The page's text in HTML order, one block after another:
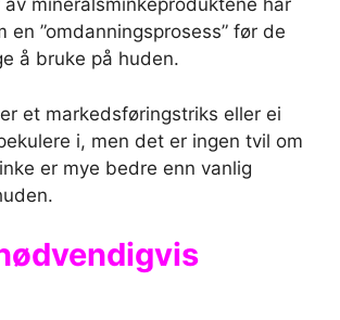
mineralsminkeproduktene har
”omdanningsprosess” før de
å bruke på huden.
et markedsføringstriks eller ei
i, men det er ingen tvil om
er mye bedre enn vanlig